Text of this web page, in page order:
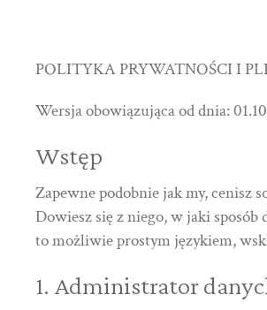
POLITYKA PRYWATNOŚCI I
Wersja obowiązująca od dnia:
Wstęp
Zapewne podobnie jak my, cenisz
Dowiesz się z niego, w jaki
to możliwie prostym językiem,
1. Administrator